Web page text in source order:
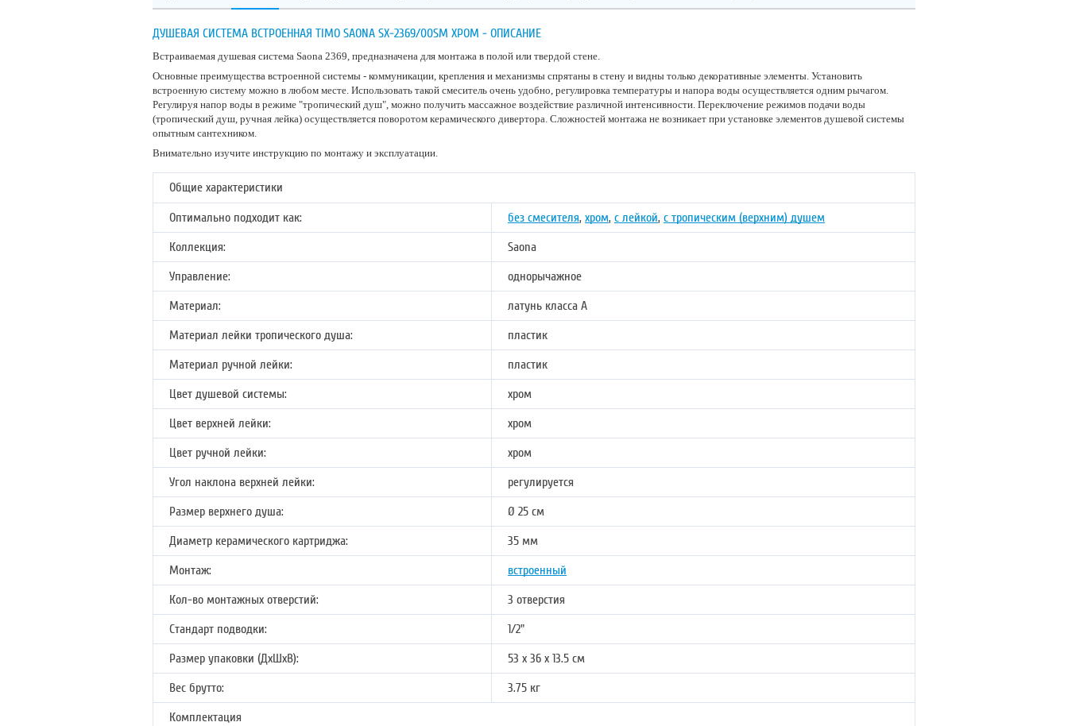
ДУШЕВАЯ СИСТЕМА ВСТРОЕННАЯ TIMO SAONA SX-2369/00SM ХРОМ - ОПИСАНИЕ
Встраиваемая душевая система Saona 2369, предназначена для монтажа в полой или твердой стене.
Основные преимущества встроенной системы - коммуникации, крепления и механизмы спрятаны в стену и видны только декоративные элементы. Установить
встроенную систему можно в любом месте. Использовать такой смеситель очень удобно, регулировка температуры и напора воды осуществляется одним рычагом.
Регулируя напор воды в режиме "тропический душ", можно получить массажное воздействие различной интенсивности. Переключение режимов подачи воды
(тропический душ, ручная лейка) осуществляется поворотом керамического дивертора. Сложностей монтажа не возникает при установке элементов душевой системы
опытным сантехником.
Внимательно изучите инструкцию по монтажу и эксплуатации.
Общие характеристики
Оптимально подходит как:
без смесителя, хром, с лейкой, с тропическим (верхним) душем
Коллекция:
Saona
Управление:
однорычажное
Материал:
латунь класса А
Материал лейки тропического душа:
пластик
Материал ручной лейки:
пластик
Цвет душевой системы:
хром
Цвет верхней лейки:
хром
Цвет ручной лейки:
хром
Угол наклона верхней лейки:
регулируется
Размер верхнего душа:
Ø 25 см
Диаметр керамического картриджа:
35 мм
Монтаж:
встроенный
Кол-во монтажных отверстий:
3 отверстия
Стандарт подводки:
1/2"
Размер упаковки (ДхШхВ):
53 х 36 х 13.5 см
Вес брутто:
3.75 кг
Комплектация